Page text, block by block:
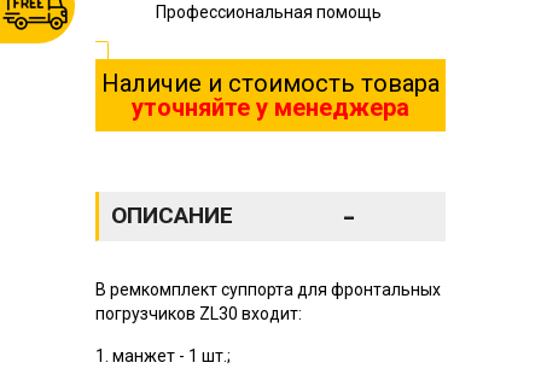
Профессиональная помощь
Наличие и стоимость товара
уточняйте у менеджера
ОПИСАНИЕ -
В ремкомплект суппорта для фронтальных
погрузчиков ZL30 входит:
1. манжет - 1 шт.;